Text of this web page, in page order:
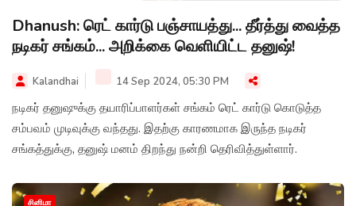
Dhanush: ரெட் கார்டு பஞ்சாயத்து... தீர்த்து வைத்த
நடிகர் சங்கம்... அறிக்கை வெளியிட்ட தனுஷ்!
Kalandhai 14 Sep 2024, 05:30 PM
நடிகர் தனுஷுக்கு தயாரிப்பாளர்கள் சங்கம் ரெட் கார்டு கொடுத்த
சம்பவம் முடிவுக்கு வந்தது. இதற்கு காரணமாக இருந்த நடிகர்
சங்கத்துக்கு, தனுஷ் மனம் திறந்து நன்றி தெரிவித்துள்ளார்.
சினிமா